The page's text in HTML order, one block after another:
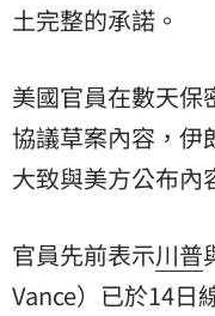
土完整的承諾。
美國官員在數天保
協議草案內容，伊
大致與美方公布內
官員先前表示川普
Vance）已於14日